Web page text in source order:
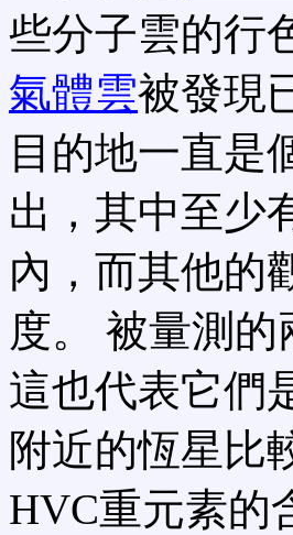
些分子雲的行
氣體雲被發現
目的地一直是
出，其中至少
內，而其他的
度。 被量測
這也代表它們
附近的恆星比
HVC重元素的